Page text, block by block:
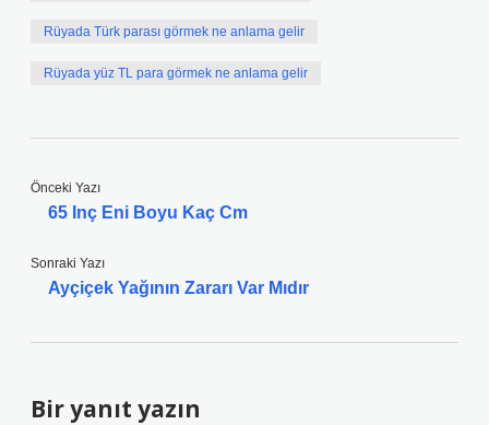
Rüyada Türk parası görmek ne anlama gelir
Rüyada yüz TL para görmek ne anlama gelir
Önceki Yazı
65 Inç Eni Boyu Kaç Cm
Sonraki Yazı
Ayçiçek Yağının Zararı Var Mıdır
Bir yanıt yazın